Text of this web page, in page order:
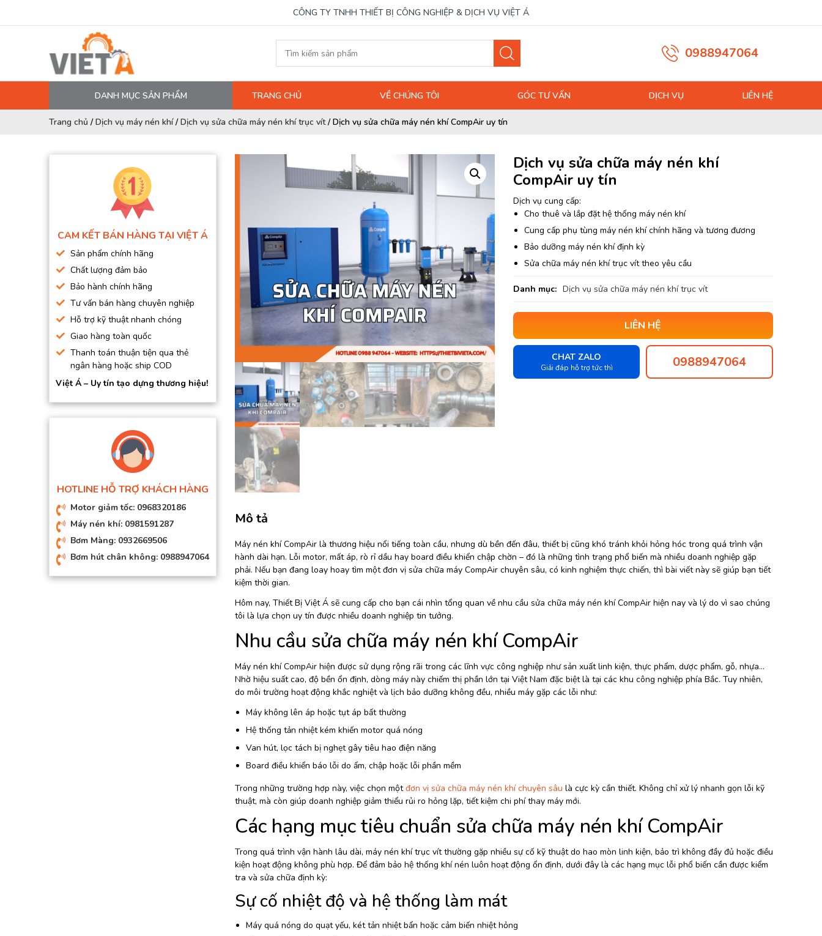
CÔNG TY TNHH THIẾT BỊ CÔNG NGHIỆP & DỊCH VỤ VIỆT Á
0988947064
DANH MỤC SẢN PHẨM
MÁY NÉN KHÍ
DẦU MÁY NÉN KHÍ
DÂY HƠI, ỐNG HƠI
BƠM MÀNG KHÍ NÉN
BƠM HÚT CHÂN KHÔNG
BƠM ĐỊNH LƯỢNG
MOTOR, HỘP GIẢM TỐC
MÁY TẠO KHÍ NITO
TRANG CHỦ VỀ CHÚNG TÔI GÓC TƯ VẤN DỊCH VỤ LIÊN HỆ
Trang chủ /Dịch vụ máy nén khí/Dịch vụ sửa chữa máy nén khí trục vít/Dịch vụ sửa chữa máy nén khí CompAir uy tín
CAM KẾT BÁN HÀNG TẠI VIỆT Á
Sản phẩm chính hãng
Chất lượng đảm bảo
Bảo hành chính hãng
Tư vấn bán hàng chuyên nghiệp
Hỗ trợ kỹ thuật nhanh chóng
Giao hàng toàn quốc
Thanh toán thuận tiện qua thẻ
ngân hàng hoặc ship COD
Việt Á – Uy tín tạo dựng thương hiệu!
HOTLINE HỖ TRỢ KHÁCH HÀNG
Motor giảm tốc: 0968320186
Máy nén khí: 0981591287
Bơm Màng: 0932669506
Bơm hút chân không: 0988947064
Dịch vụ sửa chữa máy nén khí
CompAir uy tín
Dịch vụ cung cấp:
Cho thuê và lắp đặt hệ thống máy nén khí
Cung cấp phụ tùng máy nén khí chính hãng và tương đương
Bảo dưỡng máy nén khí định kỳ
Sửa chữa máy nén khí trục vít theo yêu cầu
Danh mục: Dịch vụ sửa chữa máy nén khí trục vít
LIÊN HỆ
CHAT ZALO
Giải đáp hỗ trợ tức thì 0988947064
Mô tả
Máy nén khí CompAir là thương hiệu nổi tiếng toàn cầu, nhưng dù bền đến đâu, thiết bị cũng khó tránh khỏi hỏng hóc trong quá trình vận
hành dài hạn. Lỗi motor, mất áp, rò rỉ dầu hay board điều khiển chập chờn – đó là những tình trạng phổ biến mà nhiều doanh nghiệp gặp
phải. Nếu bạn đang loay hoay tìm một đơn vị sửa chữa máy CompAir chuyên sâu, có kinh nghiệm thực chiến, thì bài viết này sẽ giúp bạn tiết
kiệm thời gian.
Hôm nay, Thiết Bị Việt Á sẽ cung cấp cho bạn cái nhìn tổng quan về nhu cầu sửa chữa máy nén khí CompAir hiện nay và lý do vì sao chúng
tôi là lựa chọn uy tín được nhiều doanh nghiệp tin tưởng.
Nhu cầu sửa chữa máy nén khí CompAir
Máy nén khí CompAir hiện được sử dụng rộng rãi trong các lĩnh vực công nghiệp như sản xuất linh kiện, thực phẩm, dược phẩm, gỗ, nhựa…
Nhờ hiệu suất cao, độ bền ổn định, dòng máy này chiếm thị phần lớn tại Việt Nam đặc biệt là tại các khu công nghiệp phía Bắc. Tuy nhiên,
do môi trường hoạt động khắc nghiệt và lịch bảo dưỡng không đều, nhiều máy gặp các lỗi như:
Máy không lên áp hoặc tụt áp bất thường
Hệ thống tản nhiệt kém khiến motor quá nóng
Van hút, lọc tách bị nghẹt gây tiêu hao điện năng
Board điều khiển báo lỗi do ẩm, chập hoặc lỗi phần mềm
Trong những trường hợp này, việc chọn mộtđơn vị sửa chữa máy nén khí chuyên sâu là cực kỳ cần thiết. Không chỉ xử lý nhanh gọn lỗi kỹ
thuật, mà còn giúp doanh nghiệp giảm thiểu rủi ro hỏng lặp, tiết kiệm chi phí thay máy mới.
Các hạng mục tiêu chuẩn sửa chữa máy nén khí CompAir
Trong quá trình vận hành lâu dài, máy nén khí trục vít thường gặp nhiều sự cố kỹ thuật do hao mòn linh kiện, bảo trì không đầy đủ hoặc điều
kiện hoạt động không phù hợp. Để đảm bảo hệ thống khí nén luôn hoạt động ổn định, dưới đây là các hạng mục lỗi phổ biến cần được kiểm
tra và sửa chữa định kỳ:
Sự cố nhiệt độ và hệ thống làm mát
Máy quá nóng do quạt yếu, két tản nhiệt bẩn hoặc cảm biến nhiệt hỏng